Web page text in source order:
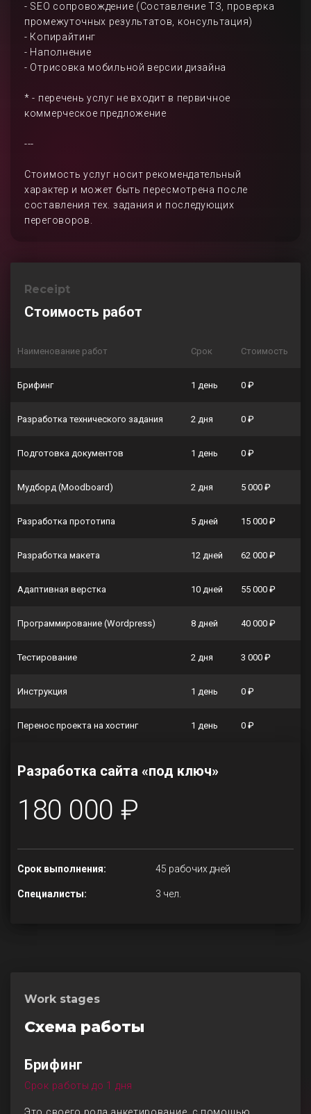
- SEO сопровождение (Составление ТЗ, проверка
промежуточных результатов, консультация)
- Копирайтинг
- Наполнение
- Отрисовка мобильной версии дизайна
* - перечень услуг не входит в первичное
коммерческое предложение
---
Стоимость услуг носит рекомендательный
характер и может быть пересмотрена после
составления тех. задания и последующих
переговоров.
Receipt
Стоимость работ
Наименование работ Срок Стоимость
Брифинг 1 день 0 ₽
Разработка технического задания 2 дня 0 ₽
Подготовка документов 1 день 0 ₽
Мудборд (Moodboard) 2 дня 5 000 ₽
Разработка прототипа 5 дней 15 000 ₽
Разработка макета 12 дней 62 000 ₽
Адаптивная верстка 10 дней 55 000 ₽
Программирование (Wordpress) 8 дней 40 000 ₽
Тестирование 2 дня 3 000 ₽
Инструкция 1 день 0 ₽
Перенос проекта на хостинг 1 день 0 ₽
Разработка сайта «под ключ»
180 000 ₽
Срок выполнения: 45 рабочих дней
Специалисты: 3 чел.
Work stages
Схема работы
Брифинг
Срок работы до 1 дня